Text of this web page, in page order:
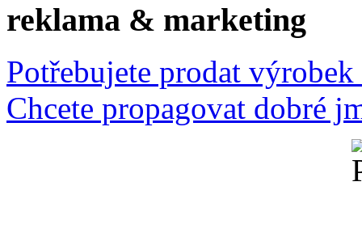
reklama & marketing
Potřebujete prodat
Chcete propagovat dobré